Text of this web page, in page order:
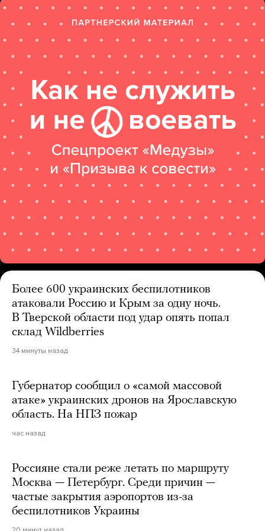
Более 600 украинских беспилотников
атаковали Россию и Крым за одну ночь.
В Тверской области под удар опять попал
склад Wildberries
34 минуты назад
Губернатор сообщил о «самой массовой
атаке» украинских дронов на Ярославскую
область. На НПЗ пожар
час назад
Россияне стали реже летать по маршруту
Москва — Петербург. Среди причин —
частые закрытия аэропортов из-за
беспилотников Украины